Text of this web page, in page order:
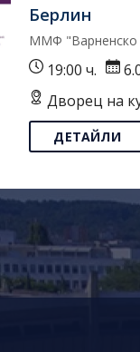
Берлин
ММФ "Варненско
19:00 ч.
Дворец на
ДЕТАЙЛИ